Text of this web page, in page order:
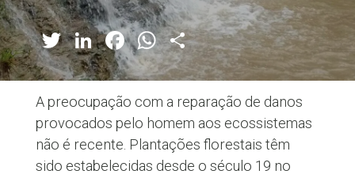
Twitter
LinkedIn
Facebook
WhatsApp
Share
A preocupação com a reparação de danos
provocados pelo homem aos ecossistemas
não é recente. Plantações florestais têm
sido estabelecidas desde o século 19 no